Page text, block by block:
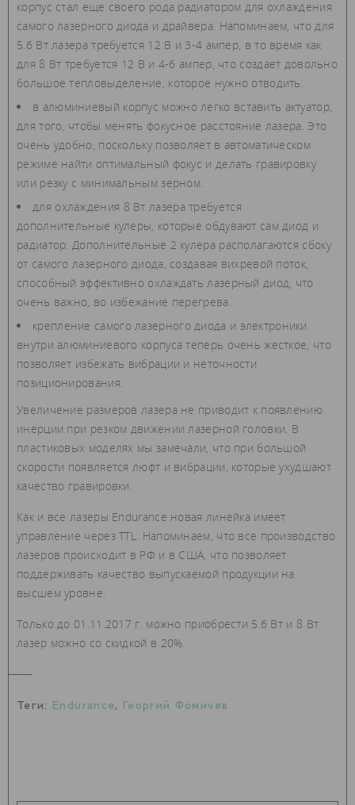
корпус стал еще своего рода радиатором для охлаждения
самого лазерного диода и драйвера. Напоминаем, что для
5.6 Вт лазера требуется 12 В и 3-4 ампер, в то время как
для 8 Вт требуется 12 В и 4-6 ампер, что создает довольно
большое тепловыделение, которое нужно отводить.
в алюминиевый корпус можно легко вставить актуатор,
для того, чтобы менять фокусное расстояние лазера. Это
очень удобно, поскольку позволяет в автоматическом
режиме найти оптимальный фокус и делать гравировку
или резку с минимальным зерном.
для охлаждения 8 Вт лазера требуется
дополнительные кулеры, которые обдувают сам диод и
радиатор. Дополнительные 2 кулера располагаются сбоку
от самого лазерного диода, создавая вихревой поток,
способный эффективно охлаждать лазерный диод, что
очень важно, во избежание перегрева.
крепление самого лазерного диода и электроники
внутри алюминиевого корпуса теперь очень жесткое, что
позволяет избежать вибрации и неточности
позиционирования.
Увеличение размеров лазера не приводит к появлению
инерции при резком движении лазерной головки. В
пластиковых моделях мы замечали, что при большой
скорости появляется люфт и вибрации, которые ухудшают
качество гравировки.
Как и все лазеры Endurance новая линейка имеет
управление через TTL. Напоминаем, что все производство
лазеров происходит в РФ и в США, что позволяет
поддерживать качество выпускаемой продукции на
высшем уровне.
Только до 01.11.2017 г. можно приобрести 5.6 Вт и 8 Вт
лазер можно со скидкой в 20%.
Теги: Endurance, Георгий Фомичев